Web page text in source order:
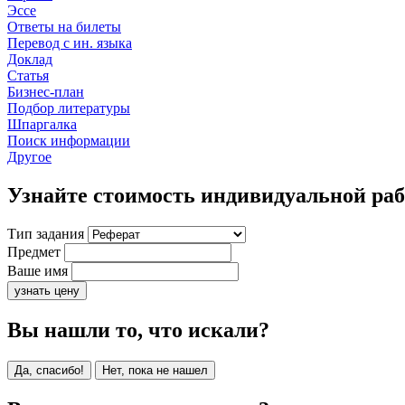
Эссе
Ответы на билеты
Перевод с ин. языка
Доклад
Статья
Бизнес-план
Подбор литературы
Шпаргалка
Поиск информации
Другое
Узнайте стоимость индивидуальной
Тип задания
Предмет
Ваше имя
узнать цену
Вы нашли то, что искали?
Да, спасибо! Нет, пока не нашел